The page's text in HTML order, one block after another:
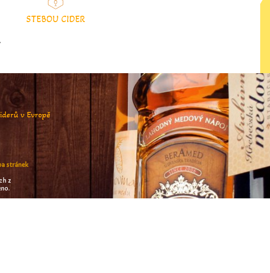
STEBOU CIDER
v Evropě
stránek
z